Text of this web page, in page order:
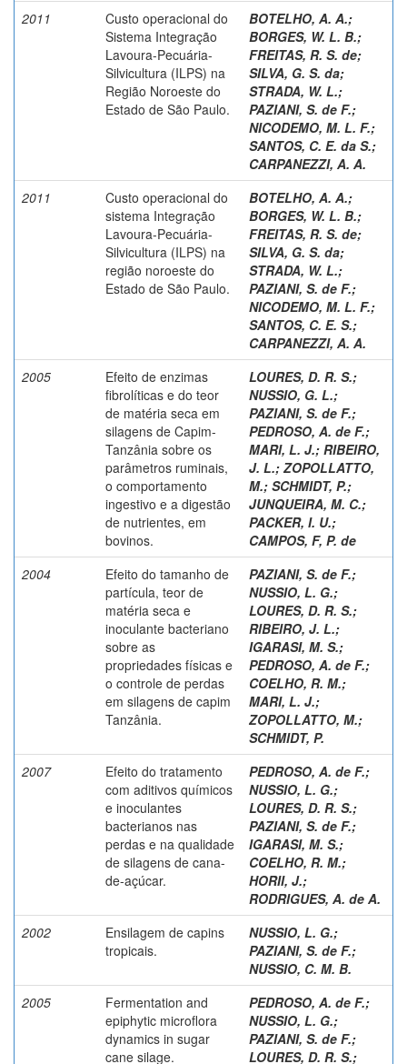
2011
Custo operacional do
Sistema Integração
Lavoura-Pecuária-
Silvicultura (ILPS) na
Região Noroeste do
Estado de São Paulo.
BOTELHO, A. A.;
BORGES, W. L. B.;
FREITAS, R. S. de;
SILVA, G. S. da;
STRADA, W. L.;
PAZIANI, S. de F.;
NICODEMO, M. L. F.;
SANTOS, C. E. da S.;
CARPANEZZI, A. A.
2011
Custo operacional do
sistema Integração
Lavoura-Pecuária-
Silvicultura (ILPS) na
região noroeste do
Estado de São Paulo.
BOTELHO, A. A.;
BORGES, W. L. B.;
FREITAS, R. S. de;
SILVA, G. S. da;
STRADA, W. L.;
PAZIANI, S. de F.;
NICODEMO, M. L. F.;
SANTOS, C. E. S.;
CARPANEZZI, A. A.
2005
Efeito de enzimas
fibrolíticas e do teor
de matéria seca em
silagens de Capim-
Tanzânia sobre os
parâmetros ruminais,
o comportamento
ingestivo e a digestão
de nutrientes, em
bovinos.
LOURES, D. R. S.;
NUSSIO, G. L.;
PAZIANI, S. de F.;
PEDROSO, A. de F.;
MARI, L. J.; RIBEIRO,
J. L.; ZOPOLLATTO,
M.; SCHMIDT, P.;
JUNQUEIRA, M. C.;
PACKER, I. U.;
CAMPOS, F, P. de
2004
Efeito do tamanho de
partícula, teor de
matéria seca e
inoculante bacteriano
sobre as
propriedades físicas e
o controle de perdas
em silagens de capim
Tanzânia.
PAZIANI, S. de F.;
NUSSIO, L. G.;
LOURES, D. R. S.;
RIBEIRO, J. L.;
IGARASI, M. S.;
PEDROSO, A. de F.;
COELHO, R. M.;
MARI, L. J.;
ZOPOLLATTO, M.;
SCHMIDT, P.
2007
Efeito do tratamento
com aditivos químicos
e inoculantes
bacterianos nas
perdas e na qualidade
de silagens de cana-
de-açúcar.
PEDROSO, A. de F.;
NUSSIO, L. G.;
LOURES, D. R. S.;
PAZIANI, S. de F.;
IGARASI, M. S.;
COELHO, R. M.;
HORII, J.;
RODRIGUES, A. de A.
2002
Ensilagem de capins
tropicais.
NUSSIO, L. G.;
PAZIANI, S. de F.;
NUSSIO, C. M. B.
2005
Fermentation and
epiphytic microflora
dynamics in sugar
cane silage.
PEDROSO, A. de F.;
NUSSIO, L. G.;
PAZIANI, S. de F.;
LOURES, D. R. S.;